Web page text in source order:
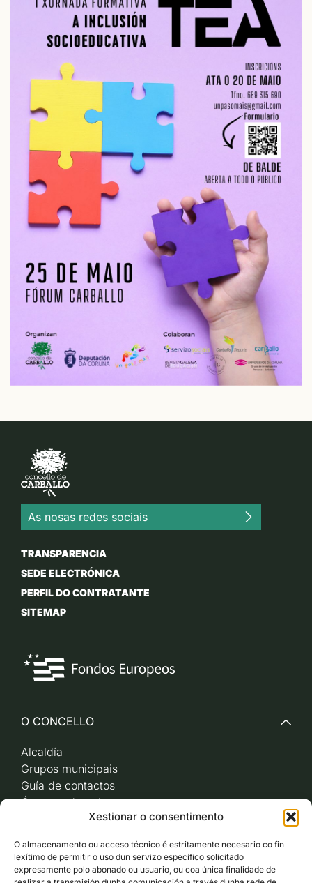
Xestionar o consentimento
O almacenamento ou acceso técnico é estritamente necesario co fin
lexítimo de permitir o uso dun servizo específico solicitado
expresamente polo abonado ou usuario, ou coa única finalidade de
As nosas redes sociais
TRANSPARENCIA
SEDE ELECTRÓNICA
PERFIL DO CONTRATANTE
SITEMAP
O CONCELLO
Alcaldía
Grupos municipais
Guía de contactos
Órganos de goberno
Acceso a videoactas
xunta de goberno local
Imaxe corporativa